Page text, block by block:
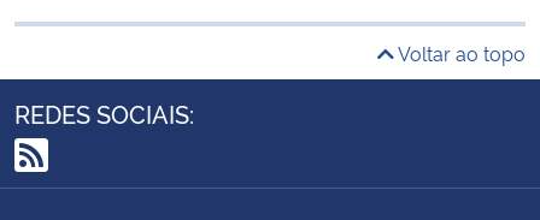
Voltar ao topo
REDES SOCIAIS:
RSS